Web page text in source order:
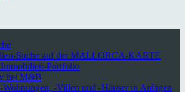
Suche auf der MALLORCA-KARTE
Portfolio
bei M&B
Wohnungen, -Villen und -Häuser in Anlagen